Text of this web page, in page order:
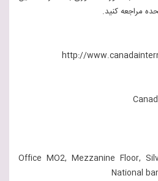
مراجعه کنید.
http://
Office MO2, Mezzanine Floor,
National